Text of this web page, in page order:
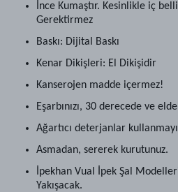
İnce Kumaştır. Kesinlikle iç
Gerektirmez
Baskı: Dijital Baskı
Kenar Dikişleri: El Dikişidir
Kanserojen madde içermez!
Eşarbınızı, 30 derecede ve elde
Ağartıcı deterjanlar
Asmadan, sererek kurutunuz.
İpekhan Vual İpek Şal
Yakışacak.